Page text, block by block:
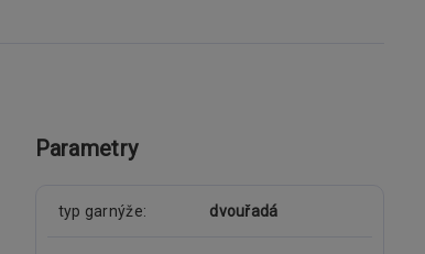
Parametry
typ garnýže dvouřadá